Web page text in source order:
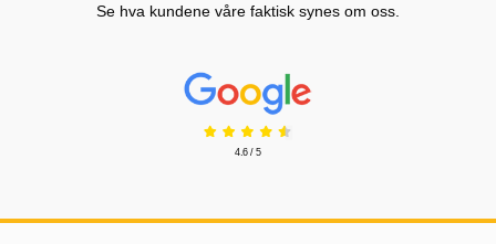
Se hva kundene våre faktisk synes om oss.
Prisjakt Vurdering: 4.6 Stjerne
4.6 / 5